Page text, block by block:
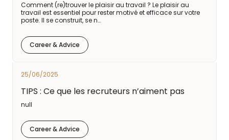
Comment (re)trouver le plaisir au travail ? Le plaisir au
travail est essentiel pour rester motivé et efficace sur votre
poste. Il se construit, se n…
Career & Advice
25/06/2025
TIPS : Ce que les recruteurs n’aiment pas
null
Career & Advice